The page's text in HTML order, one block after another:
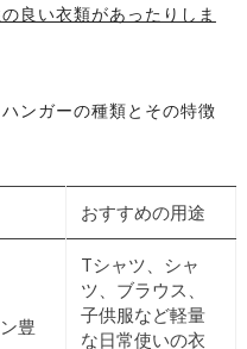
良い衣類があったりしま
ンガーの種類とその特徴
おすすめの用途
豊
Tシャツ、シャ
ツ、ブラウス、
子供服など軽量
な日常使いの衣